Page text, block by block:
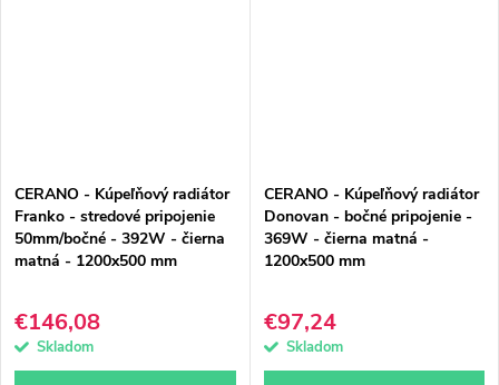
CERANO - Kúpeľňový radiátor
Franko - stredové pripojenie
50mm/bočné - 392W - čierna
matná - 1200x500 mm
€146,08
Skladom
CERANO - Kúpeľňový radiátor
Donovan - bočné pripojenie -
369W - čierna matná -
1200x500 mm
€97,24
Skladom